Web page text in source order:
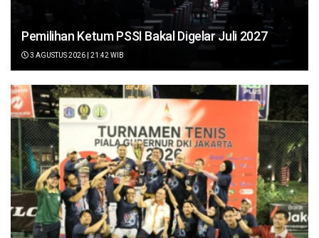
Pemilihan Ketum PSSI Bakal Digelar Juli 2027
3 AGUSTUS 2026 | 21:42 WIB